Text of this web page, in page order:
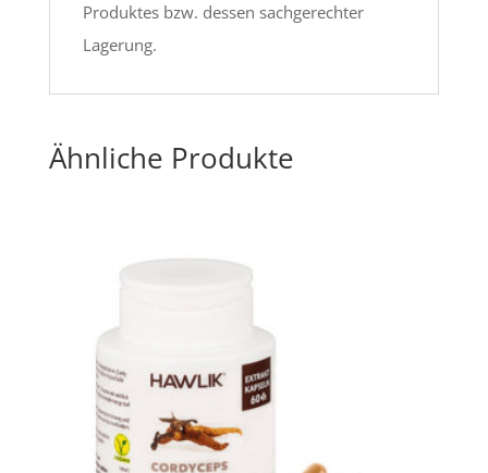
Produktes bzw. dessen sachgerechter
Lagerung.
Ähnliche Produkte